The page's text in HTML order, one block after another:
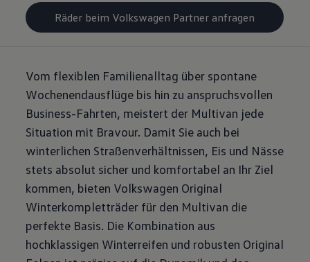
Räder beim Volkswagen Partner anfragen
Vom flexiblen Familienalltag über spontane
Wochenendausflüge bis hin zu anspruchsvollen
Business-Fahrten, meistert der Multivan jede
Situation mit Bravour. Damit Sie auch bei
winterlichen Straßenverhältnissen, Eis und Nässe
stets absolut sicher und komfortabel an Ihr Ziel
kommen, bieten Volkswagen Original
Winterkompletträder für den Multivan die
perfekte Basis. Die Kombination aus
hochklassigen Winterreifen und robusten Original